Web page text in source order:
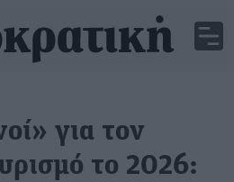
για τον
το 2026: